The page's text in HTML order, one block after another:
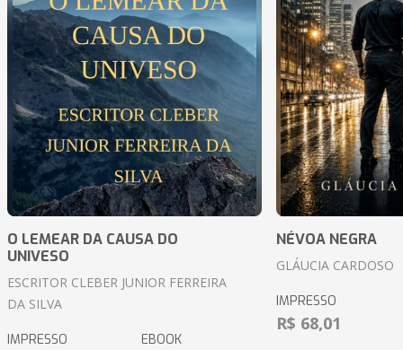
O LEMEAR DA CAUSA DO
UNIVESO
ESCRITOR CLEBER JUNIOR FERREIRA
DA SILVA
IMPRESSO EBOOK
NÉVOA NEGRA
GLÁUCIA CARDOSO
IMPRESSO
R$ 68,01